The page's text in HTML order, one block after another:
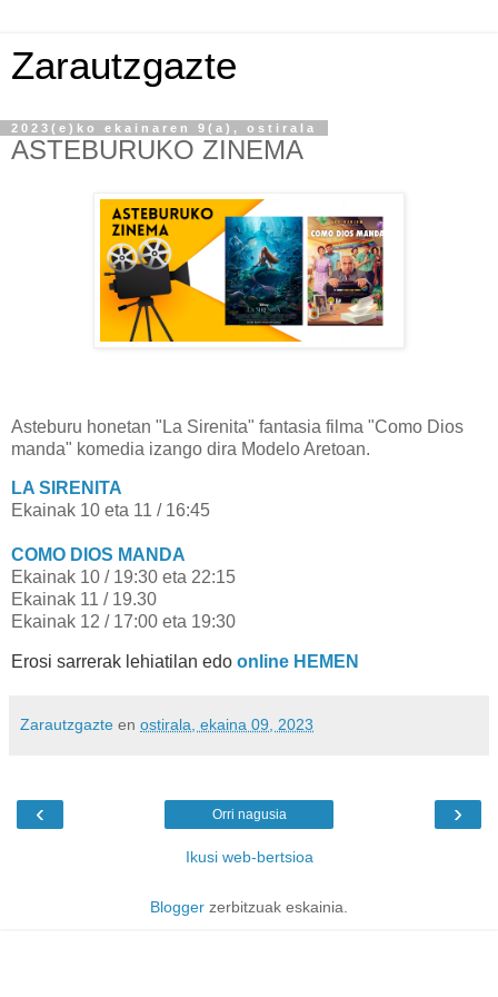
Zarautzgazte
2023(e)ko ekainaren 9(a), ostirala
ASTEBURUKO ZINEMA
Asteburu honetan "La Sirenita" fantasia filma "Como Dios
manda" komedia izango dira Modelo Aretoan.
LA SIRENITA
Ekainak 10 eta 11 / 16:45
COMO DIOS MANDA
Ekainak 10 / 19:30 eta 22:15
Ekainak 11 / 19.30
Ekainak 12 / 17:00 eta 19:30
Erosi sarrerak lehiatilan edo online HEMEN
Zarautzgazte en ostirala, ekaina 09, 2023
‹ ›
Orri nagusia
Ikusi web-bertsioa
Blogger zerbitzuak eskainia.